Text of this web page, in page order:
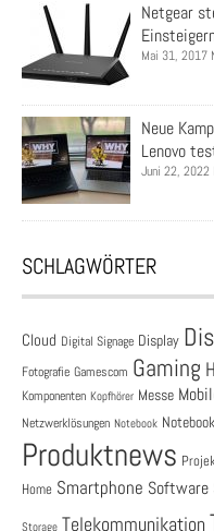
Netgear
Mai 31, 2017
Neue
Lenovo
Juni 22, 2022
SCHLAGWÖRTER
Cloud Digital Signage Display
Fotografie Gamescom Gaming
Komponenten Kopfhörer Messe
Netzwerklösungen Notebook
Produktnews
Home Smartphone Software
Storage Telekommunikation